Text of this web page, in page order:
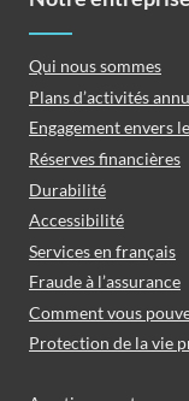
Qui nous sommes
Plans d’activités
Engagement envers
Réserves financières
Durabilité
Accessibilité
Services en français
Fraude à l’assurance
Comment vous
Protection de la vie